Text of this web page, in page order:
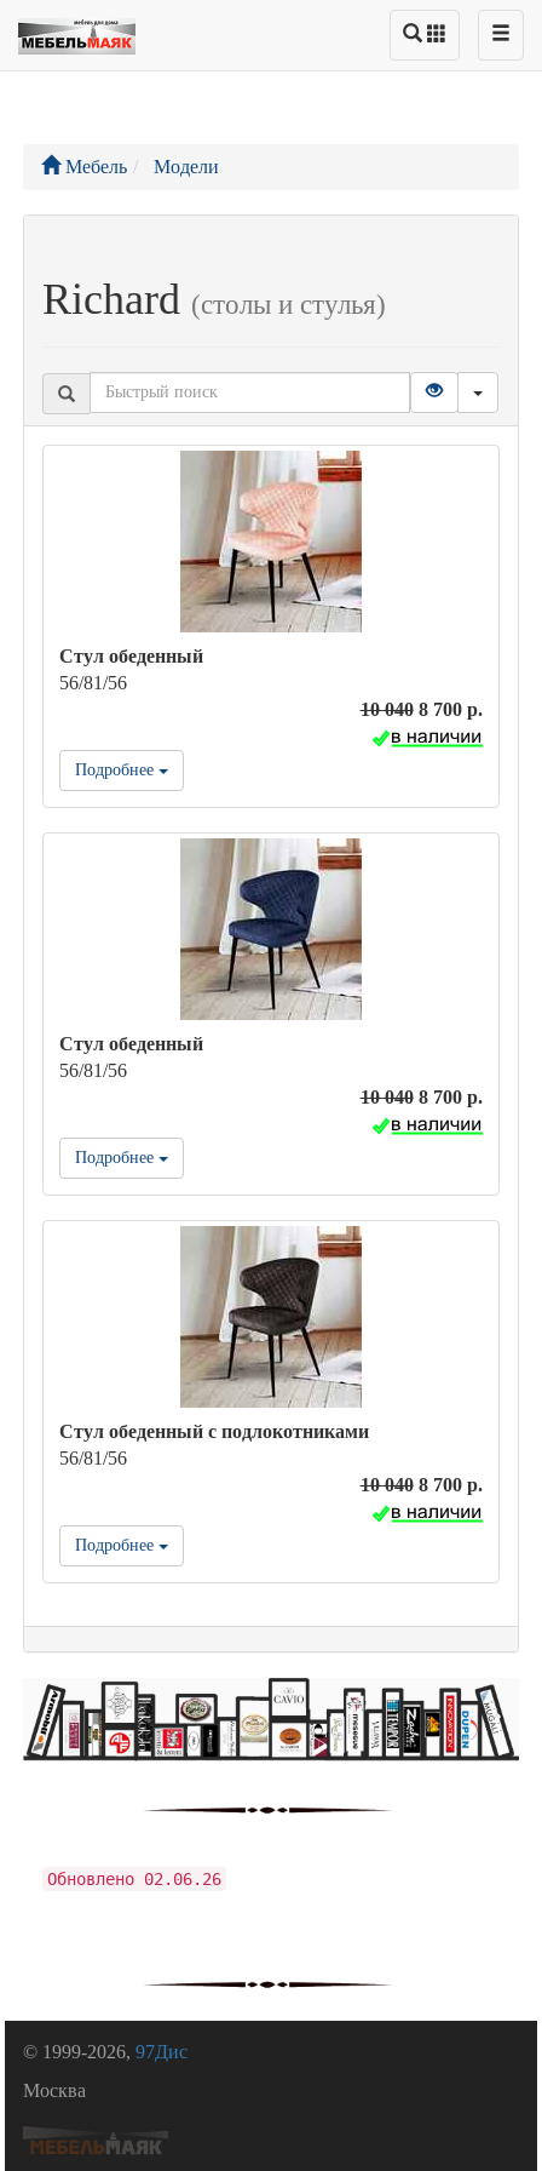
Мебель Модели
Richard (столы и стулья)
Стул обеденный
56/81/56
10 0408 700 р.
Подробнее
Стул обеденный
56/81/56
10 0408 700 р.
Подробнее
Стул обеденный с подлокотниками
56/81/56
10 0408 700 р.
Подробнее
Обновлено 02.06.26
© 1999-2026,97Дис
Москва